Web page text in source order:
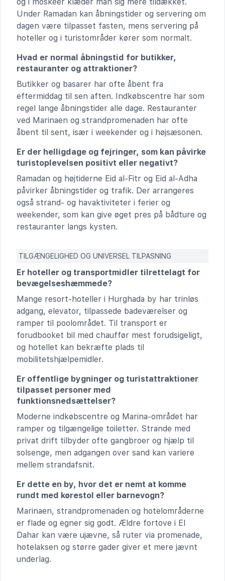
Under Ramadan kan åbningstider og servering om
dagen være tilpasset fasten, mens servering på
hoteller og i turistområder kører som normalt.
Hvad er normal åbningstid for butikker,
restauranter og attraktioner?
Butikker og basarer har ofte åbent fra
eftermiddag til sen aften. Indkøbscentre har som
regel lange åbningstider alle dage. Restauranter
ved Marinaen og strandpromenaden har ofte
åbent til sent, især i weekender og i højsæsonen.
Er der helligdage og fejringer, som kan påvirke
turistoplevelsen positivt eller negativt?
Ramadan og højtiderne Eid al-Fitr og Eid al-Adha
påvirker åbningstider og trafik. Der arrangeres
også strand- og havaktiviteter i ferier og
weekender, som kan give øget pres på bådture og
restauranter langs kysten.
TILGÆNGELIGHED OG UNIVERSEL TILPASNING
Er hoteller og transportmidler tilrettelagt for
bevægelseshæmmede?
Mange resort-hoteller i Hurghada by har trinløs
adgang, elevator, tilpassede badeværelser og
ramper til poolområdet. Til transport er
forudbooket bil med chauffør mest forudsigeligt,
og hotellet kan bekræfte plads til
mobilitetshjælpemidler.
Er offentlige bygninger og turistattraktioner
tilpasset personer med
funktionsnedsættelser?
Moderne indkøbscentre og Marina-området har
ramper og tilgængelige toiletter. Strande med
privat drift tilbyder ofte gangbroer og hjælp til
solsenge, men adgangen over sand kan variere
mellem strandafsnit.
Er dette en by, hvor det er nemt at komme
rundt med kørestol eller barnevogn?
Marinaen, strandpromenaden og hotelområderne
er flade og egner sig godt. Ældre fortove i El
Dahar kan være ujævne, så ruter via promenade,
hotelaksen og større gader giver et mere jævnt
underlag.